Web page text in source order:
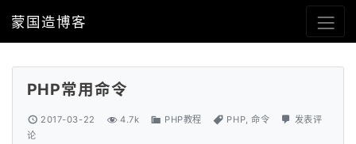
蒙国造博客
PHP常用命令
2017-03-22 4.7k PHP教程 PHP,命令
发表评
论